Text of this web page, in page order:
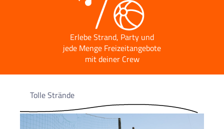
Erlebe Strand, Party und
jede Menge Freizeitangebote
mit deiner Crew
Tolle Strände